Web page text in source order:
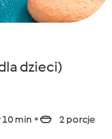
dzieci)
10 min 2 porcje